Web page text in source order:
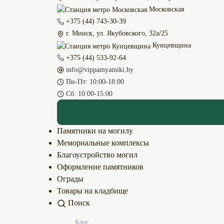
Московская
+375 (44) 743-30-39
г. Минск, ул. Якубовского, 32а/25
Кунцевщина
+375 (44) 533-92-64
info@vippamyatniki.by
Пн-Пт: 10:00-18:00
Сб: 10:00-15:00
Памятники на могилу
Мемориальные комплексы
Благоустройство могил
Оформление памятников
Ограды
Товары на кладбище
Поиск
Блог